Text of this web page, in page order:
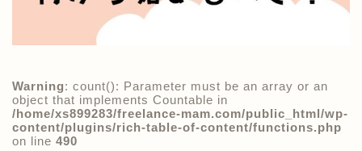
Warning: count(): Parameter must be an array or an
object that implements Countable in
/home/xs899283/freelance-mam.com/public_html/wp-
content/plugins/rich-table-of-content/functions.php
on line 490